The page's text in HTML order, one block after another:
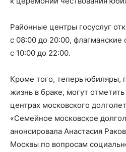
Районные центры госуслуг
с 08:00 до 20:00,
с 10:00 до 22:00.
Кроме того, теперь юбиляры,
жизнь в браке, могут
центрах московского
«Семейное московское
анонсировала Анастасия
Москвы по вопросам